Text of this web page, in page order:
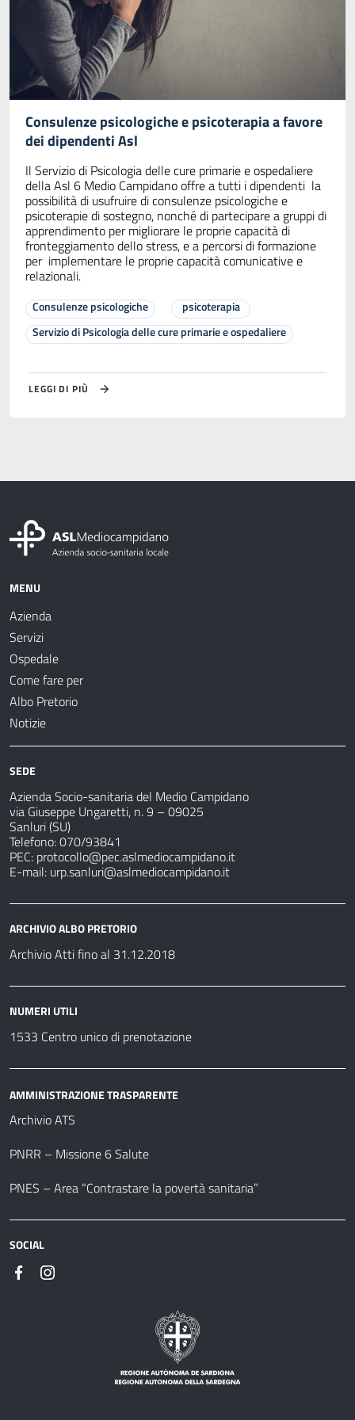
Consulenze psicologiche e psicoterapia a favore
dei dipendenti Asl
Il Servizio di Psicologia delle cure primarie e ospedaliere
della Asl 6 Medio Campidano offre a tutti i dipendenti la
possibilità di usufruire di consulenze psicologiche e
psicoterapie di sostegno, nonché di partecipare a gruppi di
apprendimento per migliorare le proprie capacità di
fronteggiamento dello stress, e a percorsi di formazione
per implementare le proprie capacità comunicative e
relazionali.
Consulenze psicologiche
psicoterapia
Servizio di Psicologia delle cure primarie e ospedaliere
LEGGI DI PIÙ
MENU
Azienda
Servizi
Ospedale
Come fare per
Albo Pretorio
Notizie
SEDE
Azienda Socio-sanitaria del Medio Campidano
via Giuseppe Ungaretti, n. 9 – 09025
Sanluri (SU)
Telefono: 070/93841
PEC: protocollo@pec.aslmediocampidano.it
E-mail: urp.sanluri@aslmediocampidano.it
ARCHIVIO ALBO PRETORIO
Archivio Atti fino al 31.12.2018
NUMERI UTILI
1533 Centro unico di prenotazione
AMMINISTRAZIONE TRASPARENTE
Archivio ATS
PNRR – Missione 6 Salute
PNES – Area “Contrastare la povertà sanitaria”
SOCIAL